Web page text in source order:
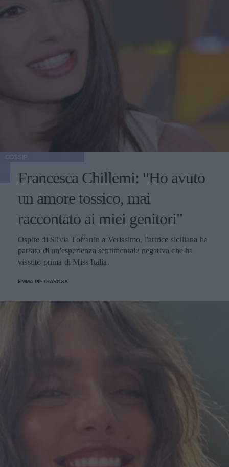
Francesca Chillemi: "Ho avuto
un amore tossico, mai
raccontato ai miei genitori"
Ospite di Silvia Toffanin a Verissimo, l'attrice siciliana ha
parlato di un'esperienza sentimentale negativa che ha
vissuto prima di Miss Italia.
EMMA PIETRAROSA